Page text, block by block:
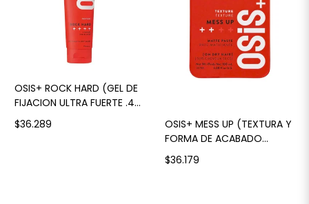
OSIS+ ROCK HARD (GEL DE
FIJACION ULTRA FUERTE .4)
150 ML
$36.289
OSIS+ MESS UP (TEXTURA Y
FORMA DE ACABADO
MATE) 100 ML
$36.179